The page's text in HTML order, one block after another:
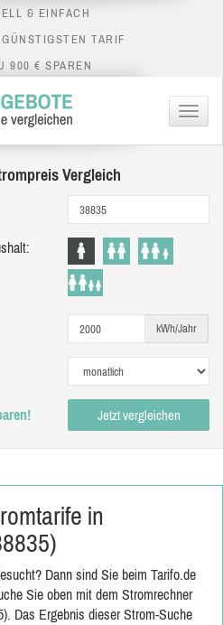
& EINFACH
TARIF
900 € SPAREN
Menü
Vergleich
kWh/Jahr
Jetzt vergleichen
in
Dann sind Sie beim Tarifo.de
Sie oben mit dem Stromrechner
Das Ergebnis dieser Strom-Suche